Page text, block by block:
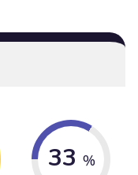
33 %